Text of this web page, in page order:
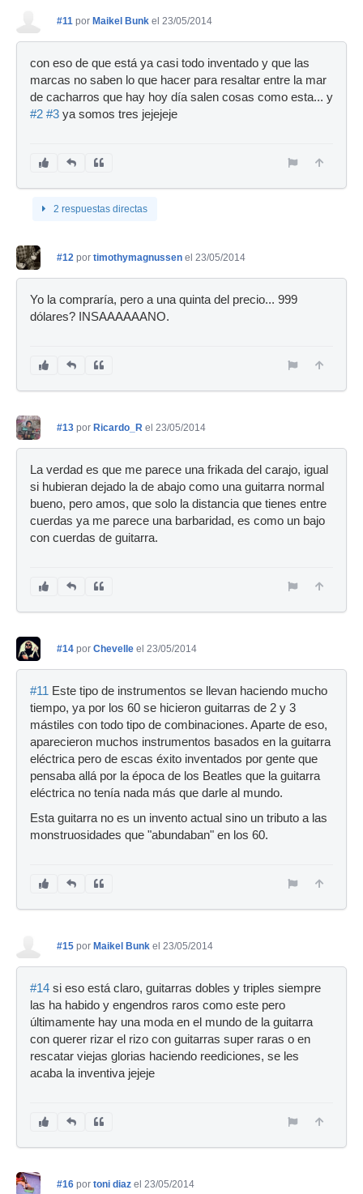
#11 por Maikel Bunk el 23/05/2014
con eso de que está ya casi todo inventado y que las
marcas no saben lo que hacer para resaltar entre la mar
de cacharros que hay hoy día salen cosas como esta... y
#2 #3 ya somos tres jejejeje
2 respuestas directas
#12 por timothymagnussen el 23/05/2014
Yo la compraría, pero a una quinta del precio... 999
dólares? INSAAAAAANO.
#13 por Ricardo_R el 23/05/2014
La verdad es que me parece una frikada del carajo, igual
si hubieran dejado la de abajo como una guitarra normal
bueno, pero amos, que solo la distancia que tienes entre
cuerdas ya me parece una barbaridad, es como un bajo
con cuerdas de guitarra.
#14 por Chevelle el 23/05/2014
#11 Este tipo de instrumentos se llevan haciendo mucho
tiempo, ya por los 60 se hicieron guitarras de 2 y 3
mástiles con todo tipo de combinaciones. Aparte de eso,
aparecieron muchos instrumentos basados en la guitarra
eléctrica pero de escas éxito inventados por gente que
pensaba allá por la época de los Beatles que la guitarra
eléctrica no tenía nada más que darle al mundo.
Esta guitarra no es un invento actual sino un tributo a las
monstruosidades que "abundaban" en los 60.
#15 por Maikel Bunk el 23/05/2014
#14 si eso está claro, guitarras dobles y triples siempre
las ha habido y engendros raros como este pero
últimamente hay una moda en el mundo de la guitarra
con querer rizar el rizo con guitarras super raras o en
rescatar viejas glorias haciendo reediciones, se les
acaba la inventiva jejeje
#16 por toni diaz el 23/05/2014